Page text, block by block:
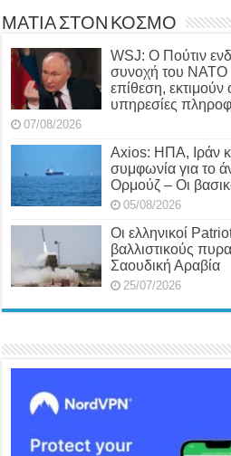
ΜΑΤΙΑ ΣΤΟΝ ΚΟΣΜΟ
WSJ: Ο Πούτιν
συνοχή του ΝΑΤΟ
επίθεση, εκτιμούν
υπηρεσίες
07/08/2026
Axios: ΗΠΑ, Ιράν
συμφωνία για το
Ορμούζ – Οι
05/08/2026
Οι ελληνικοί
βαλλιστικούς
Σαουδική Αραβία
25/07/2026